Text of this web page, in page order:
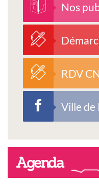
Nos
RDV
Ville de
Agenda